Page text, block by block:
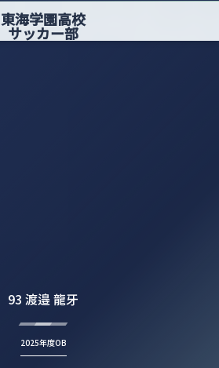
東海学園高校
サッカー部
93 渡邉 龍牙
2025年度OB